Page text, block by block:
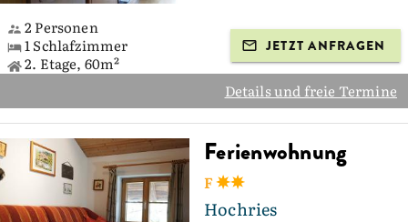
2 Personen
1 Schlafzimmer
2. Etage, 60m²
JETZT ANFRAGEN
Details und freie Termine
Ferienwohnung
F
Hochries